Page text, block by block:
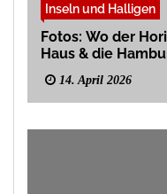
Inseln und Halligen
Fotos: Wo der
Haus & die
14. April 2026